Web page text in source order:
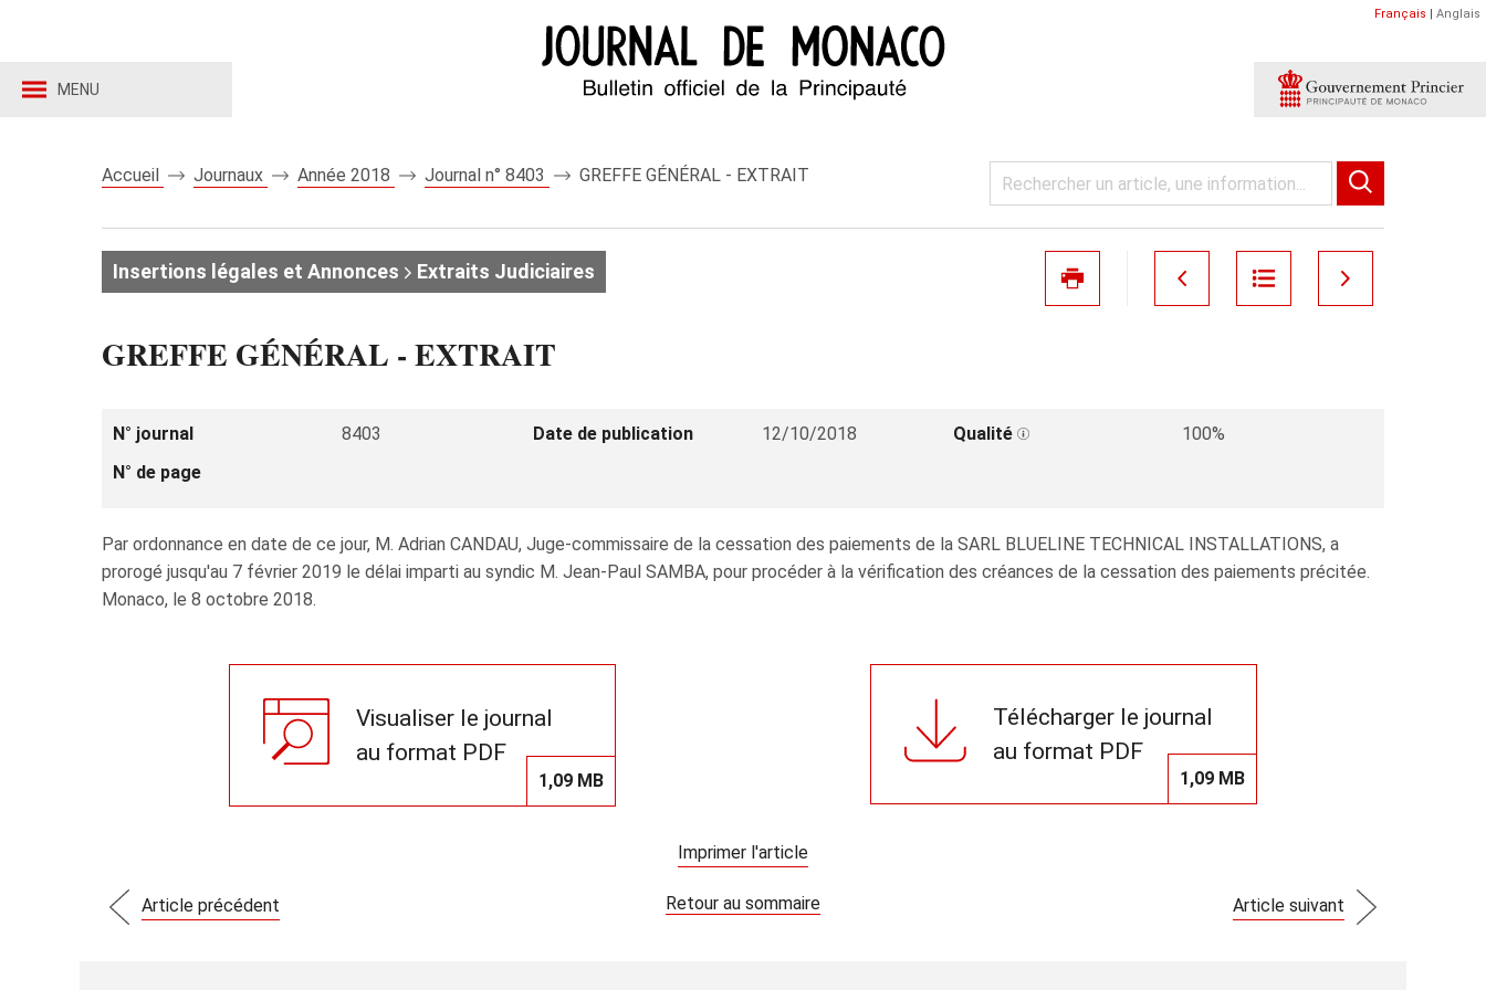
MENU
Français | Anglais
Accueil Journaux Année 2018 Journal n° 8403 GREFFE GÉNÉRAL - EXTRAIT
Insertions légales et Annonces Extraits Judiciaires
GREFFE GÉNÉRAL - EXTRAIT
N° journal 8403 Date de publication 12/10/2018 Qualité
100%
N° de page
Par ordonnance en date de ce jour, M. Adrian CANDAU, Juge-commissaire de la cessation des paiements de la SARL BLUELINE TECHNICAL INSTALLATIONS, a
prorogé jusqu'au 7 février 2019 le délai imparti au syndic M. Jean-Paul SAMBA, pour procéder à la vérification des créances de la cessation des paiements précitée.
Monaco, le 8 octobre 2018.
Visualiser le journal
au format PDF
1,09 MB
Télécharger le journal
au format PDF
1,09 MB
Imprimer l'article
Article précédent Retour au sommaire Article suivant